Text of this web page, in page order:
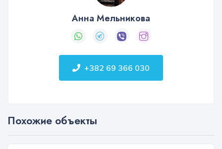
Анна Мельникова
+382 69 366 030
Похожие объекты